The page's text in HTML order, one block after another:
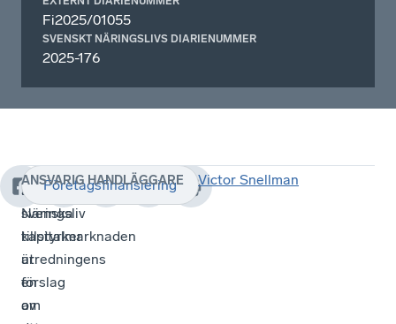
Fi2025/01055
SVENSKT NÄRINGSLIVS DIARIENUMMER
2025-176
Den
svenska
kapitalmarknaden
är
en
av
Svenskt
Näringsliv
tillstyrker
utredningens
förslag
om
Företagsfinansiering
ANSVARIG HANDLÄGGARE Victor Snellman